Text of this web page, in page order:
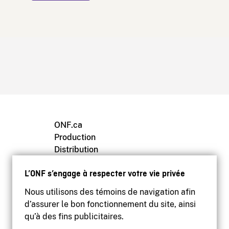
L’ONF s’engage à respecter votre vie privée
Nous utilisons des témoins de navigation afin
d’assurer le bon fonctionnement du site, ainsi
qu’à des fins publicitaires.
ONF.ca
Production
Distribution
Archives